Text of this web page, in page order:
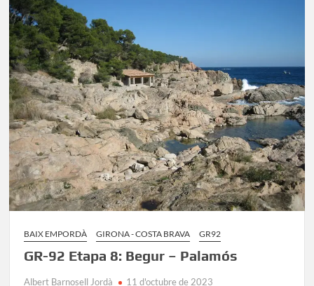
Torroella
de
Montgrí
–
Begur
BAIX EMPORDÀ GIRONA - COSTA BRAVA GR92
GR-92 Etapa 8: Begur – Palamós
Albert Barnosell Jordà 11 d'octubre de 2023